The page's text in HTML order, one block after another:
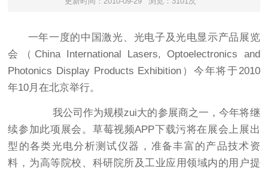
一年一度的中国激光、光电子及光电显示产品展览
会（China International Lasers, Optoelectronics and
Photonics Display Products Exhibition）今年将于2010
年10月在北京举行。
我公司作为规模zui大的参展商之一，今年将继
续参加此项展会。草莓视频APP下载污将在展会上展出
型的各类光电分析测试仪器，准备丰富的产品技术资
料，为高等院校、科研院所及工业应用领域内的用户提